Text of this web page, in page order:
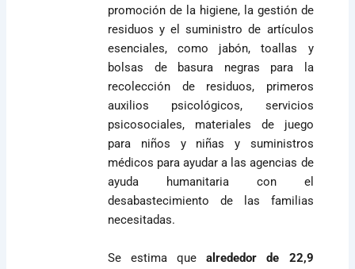
promoción de la higiene, la gestión de
residuos y el suministro de artículos
esenciales, como jabón, toallas y
bolsas de basura negras para la
recolección de residuos, primeros
auxilios psicológicos, servicios
psicosociales, materiales de juego
para niños y niñas y suministros
médicos para ayudar a las agencias de
ayuda humanitaria con el
desabastecimiento de las familias
necesitadas.
Se estima quealrededor de 22,9